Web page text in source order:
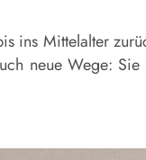
ins Mittelalter
neue Wege: